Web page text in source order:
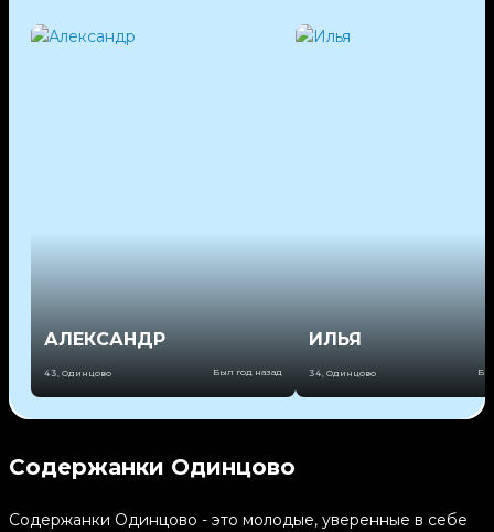
АЛЕКСАНДР
43 Одинцово Был год назад
ИЛЬЯ
34 Одинцово
Содержанки Одинцово
Содержанки Одинцово - это молодые, уверенные в себе